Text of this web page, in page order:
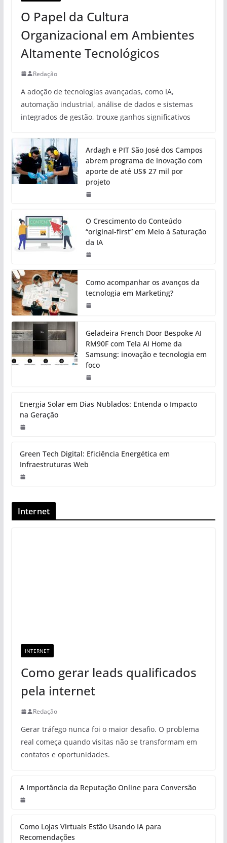
O Papel da Cultura
Organizacional em Ambientes
Altamente Tecnológicos
Redação
A adoção de tecnologias avançadas, como IA,
automação industrial, análise de dados e sistemas
integrados de gestão, trouxe ganhos significativos
Ardagh e PIT São José dos Campos
abrem programa de inovação com
aporte de até US$ 27 mil por
projeto
O Crescimento do Conteúdo
“original-first” em Meio à Saturação
da IA
Como acompanhar os avanços da
tecnologia em Marketing?
Geladeira French Door Bespoke AI
RM90F com Tela AI Home da
Samsung: inovação e tecnologia em
foco
Energia Solar em Dias Nublados: Entenda o Impacto
na Geração
Green Tech Digital: Eficiência Energética em
Infraestruturas Web
Internet
INTERNET
Como gerar leads qualificados
pela internet
Redação
Gerar tráfego nunca foi o maior desafio. O problema
real começa quando visitas não se transformam em
contatos e oportunidades.
A Importância da Reputação Online para Conversão
Como Lojas Virtuais Estão Usando IA para
Recomendações